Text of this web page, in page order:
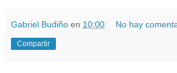
Gabriel Budiño en 10:00 No hay
Compartir